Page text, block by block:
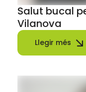
Salut bucal
Vilanova
Llegir més